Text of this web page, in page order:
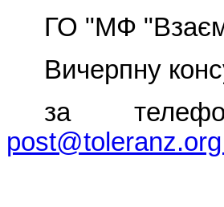
ГО "МФ
Вичерпну
за